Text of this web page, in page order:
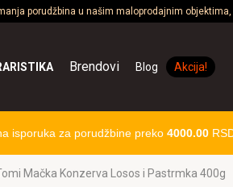
porudžbina u našim maloprodajnim
Brendovi Blog Akcija!
isporuka za porudžbine preko 4000.00
Mačka Konzerva Losos i Pastrmka 400g